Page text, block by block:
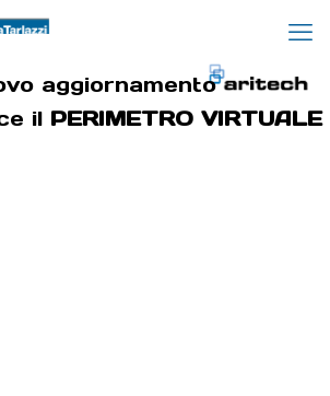
aggiornamento
il PERIMETRO VIRTUALE